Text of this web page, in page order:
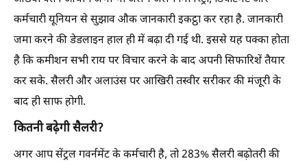
कर्मचारी यूनियन से सुझाव औक जानकारी इकट्ठा कर रहा है. जानकारी
जमा करने की डेडलाइन हाल ही में बढ़ा दी गई थी. इससे यह पक्का होता
है कि कमीशन सभी राय पर विचार करने के बाद अपनी सिफारिशें तैयार
कर सके. सैलरी और अलाउंस पर आखिरी तस्वीर सरीकर की मंजूरी के
बाद ही साफ होगी.
कितनी बढ़ेगी सैलरी?
अगर आप सेंट्रल गवर्नमेंट के कर्मचारी है, तो 283% सैलरी बढ़ोतरी की